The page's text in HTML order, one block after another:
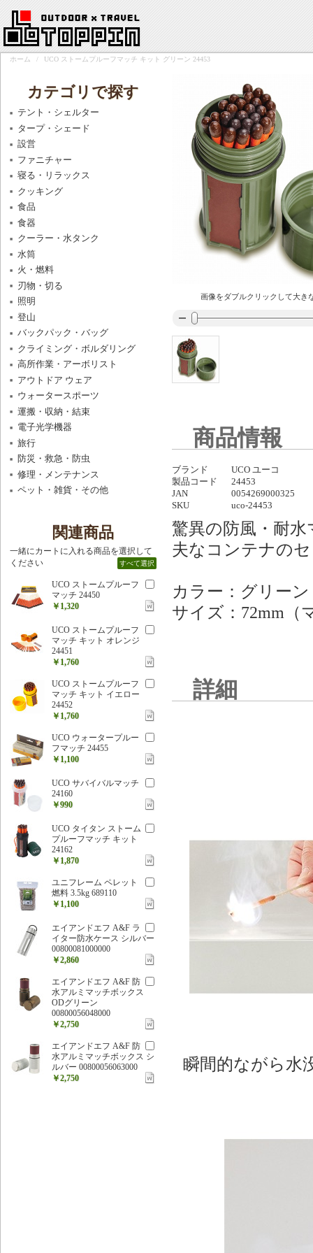
ホーム / UCO ストームプルーフマッチ キット グリーン 24453
画像をダブルクリックして大き
商品情報
ブランド
UCO ユーコ
製品コード
24453
JAN
0054269000325
SKU
uco-24453
驚異の防風・耐
夫なコンテナの
カラー：グリーン
サイズ：72mm（
詳細
瞬間的ながら水
カテゴリで探す
テント・シェルター
タープ・シェード
設営
ファニチャー
寝る・リラックス
クッキング
食品
食器
クーラー・水タンク
水筒
火・燃料
刃物・切る
照明
登山
バックパック・バッグ
クライミング・ボルダリング
高所作業・アーボリスト
アウトドア ウェア
ウォータースポーツ
運搬・収納・結束
電子光学機器
旅行
防災・救急・防虫
修理・メンテナンス
ペット・雑貨・その他
関連商品
一緒にカートに入れる商品を選択して
ください
すべて選択
UCO ストームプルーフ
マッチ 24450
￥1,320
UCO ストームプルーフ
マッチ キット オレンジ
24451
￥1,760
UCO ストームプルーフ
マッチ キット イエロー
24452
￥1,760
UCO ウォータープルー
フマッチ 24455
￥1,100
UCO サバイバルマッチ
24160
￥990
UCO タイタン ストーム
プルーフマッチ キット
24162
￥1,870
ユニフレーム ペレット
燃料 3.5kg 689110
￥1,100
エイアンドエフ A&F ラ
イター防水ケース シルバー
00800081000000
￥2,860
エイアンドエフ A&F 防
水アルミマッチボックス
ODグリーン
00800056048000
￥2,750
エイアンドエフ A&F 防
水アルミマッチボックス シ
ルバー 00800056063000
￥2,750